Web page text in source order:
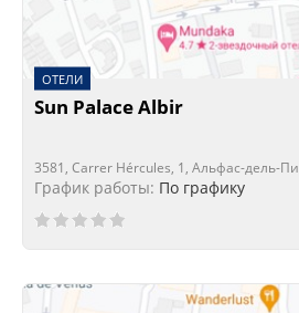
ОТЕЛИ
Sun Palace Albir
3581, Carrer Hércules, 1, Альфас-дель-Пи
График работы: По графику